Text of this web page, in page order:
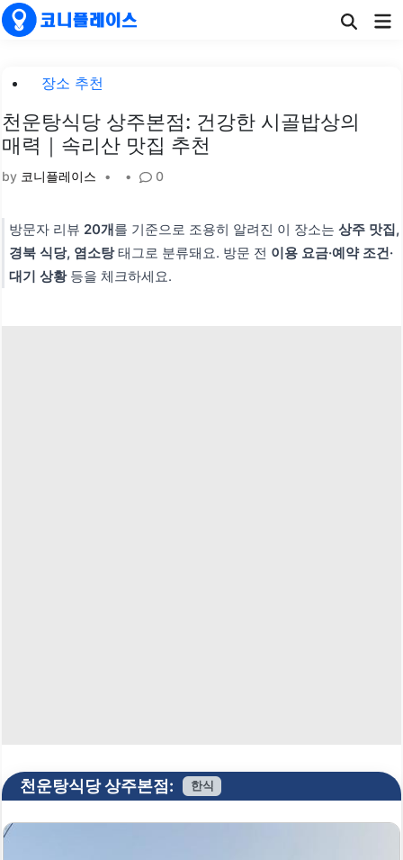
Skip
to
Posted장소 추천
천운탕식당 상주본점: 건강한 시골밥상의
매력｜속리산 맛집 추천
by 코니플레이스 • • 0
방문자 리뷰 20개를 기준으로 조용히 알려진 이 장소는상주 맛집,
경북 식당, 염소탕태그로 분류돼요. 방문 전 이용 요금·예약 조건·
대기 상황등을 체크하세요.
천운탕식당 상주본점: 한식